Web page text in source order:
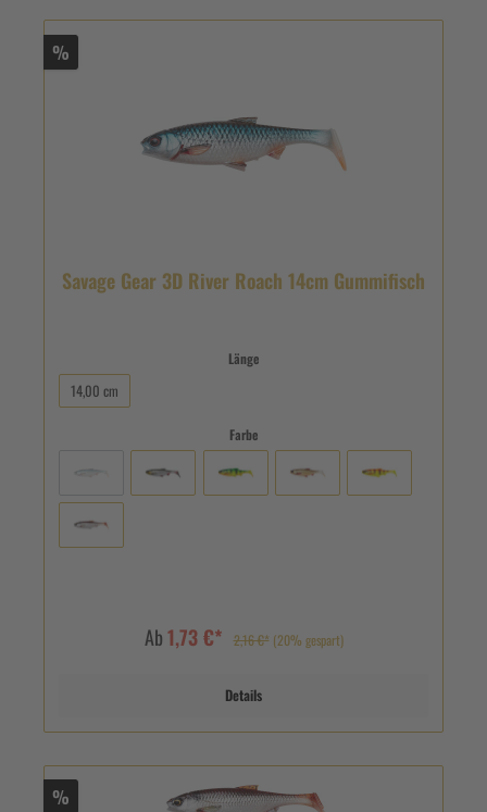
%
Savage Gear 3D River Roach 14cm Gummifisch
Länge
14,00 cm
Farbe
Ab1,73 €* 2,16 €* (20% gespart)
Details
%